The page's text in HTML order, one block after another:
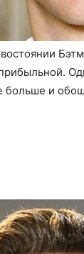
больше и